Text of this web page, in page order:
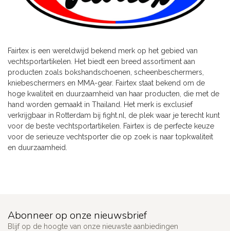
Fairtex is een wereldwijd bekend merk op het gebied van
vechtsportartikelen. Het biedt een breed assortiment aan
producten zoals bokshandschoenen, scheenbeschermers,
kniebeschermers en MMA-gear. Fairtex staat bekend om de
hoge kwaliteit en duurzaamheid van haar producten, die met de
hand worden gemaakt in Thailand. Het merk is exclusief
verkrijgbaar in Rotterdam bij fight.nl, de plek waar je terecht kunt
voor de beste vechtsportartikelen. Fairtex is de perfecte keuze
voor de serieuze vechtsporter die op zoek is naar topkwaliteit
en duurzaamheid.
Abonneer op onze nieuwsbrief
Blijf op de hoogte van onze nieuwste aanbiedingen